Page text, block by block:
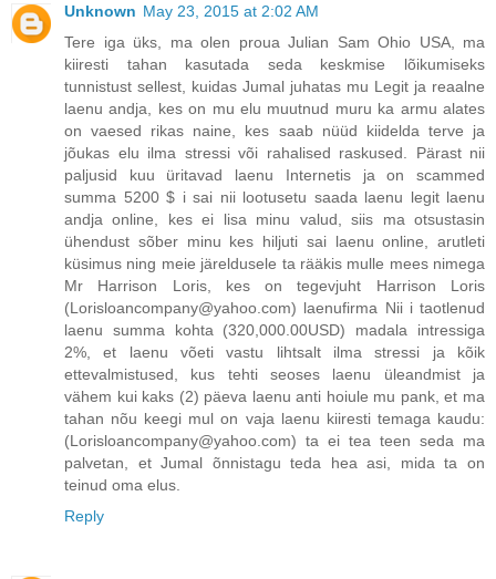
Unknown May 23, 2015 at 2:02 AM
Tere iga üks, ma olen proua Julian Sam Ohio USA, ma
kiiresti tahan kasutada seda keskmise lõikumiseks
tunnistust sellest, kuidas Jumal juhatas mu Legit ja reaalne
laenu andja, kes on mu elu muutnud muru ka armu alates
on vaesed rikas naine, kes saab nüüd kiidelda terve ja
jõukas elu ilma stressi või rahalised raskused. Pärast nii
paljusid kuu üritavad laenu Internetis ja on scammed
summa 5200 $ i sai nii lootusetu saada laenu legit laenu
andja online, kes ei lisa minu valud, siis ma otsustasin
ühendust sõber minu kes hiljuti sai laenu online, arutleti
küsimus ning meie järeldusele ta rääkis mulle mees nimega
Mr Harrison Loris, kes on tegevjuht Harrison Loris
(Lorisloancompany@yahoo.com) laenufirma Nii i taotlenud
laenu summa kohta (320,000.00USD) madala intressiga
2%, et laenu võeti vastu lihtsalt ilma stressi ja kõik
ettevalmistused, kus tehti seoses laenu üleandmist ja
vähem kui kaks (2) päeva laenu anti hoiule mu pank, et ma
tahan nõu keegi mul on vaja laenu kiiresti temaga kaudu:
(Lorisloancompany@yahoo.com) ta ei tea teen seda ma
palvetan, et Jumal õnnistagu teda hea asi, mida ta on
teinud oma elus.
Reply